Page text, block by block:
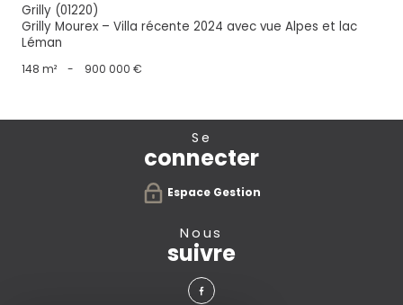
Grilly (01220)
Grilly Mourex – Villa récente 2024 avec vue Alpes et lac
Léman
148 m² - 900 000 €
se
connecter
Espace Gestion
nous
suivre